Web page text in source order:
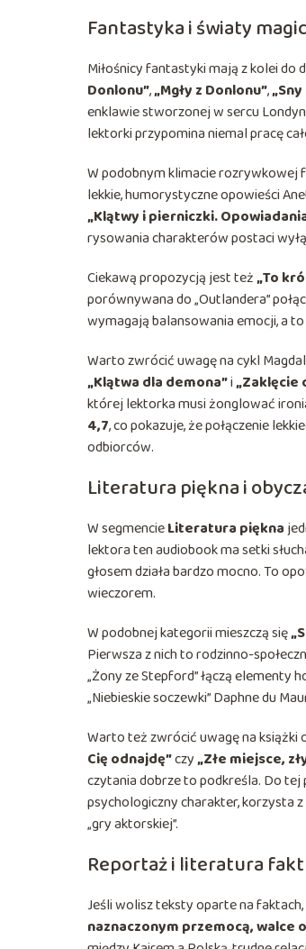
Fantastyka i światy
Miłośnicy fantastyki mają z kolei do
Donlonu”,„Mgły z Donlonu”,
enklawie stworzonej w sercu
lektorki przypomina niemal pracę
W podobnym klimacie rozrywkowej
lekkie, humorystyczne opowieści
„Klątwy i pierniczki.
rysowania charakterów postaci
Ciekawą propozycją jest też„To
porównywana do „Outlandera”
wymagają balansowania emocji, a
Warto zwrócić uwagę na cykl
„Klątwa dla demona”i„Zaklęcie
której lektorka musi żonglować
4,7, co pokazuje, że połączenie
odbiorców.
Literatura piękna i
W segmencieLiteratura piękna
lektora ten audiobook ma setki
głosem działa bardzo mocno. To
wieczorem.
W podobnej kategorii mieszczą się
Pierwsza z nich to rodzinno-
„Żony ze Stepford” łączą
„Niebieskie soczewki” Daphne du
Warto też zwrócić uwagę na
Cię odnajdę”czy„Złe miejsce,
czytania dobrze to podkreśla. Do
psychologiczny charakter, korzysta
„gry aktorskiej”.
Reportaż i literatura
Jeśli wolisz teksty oparte na
naznaczonym przemocą, walce